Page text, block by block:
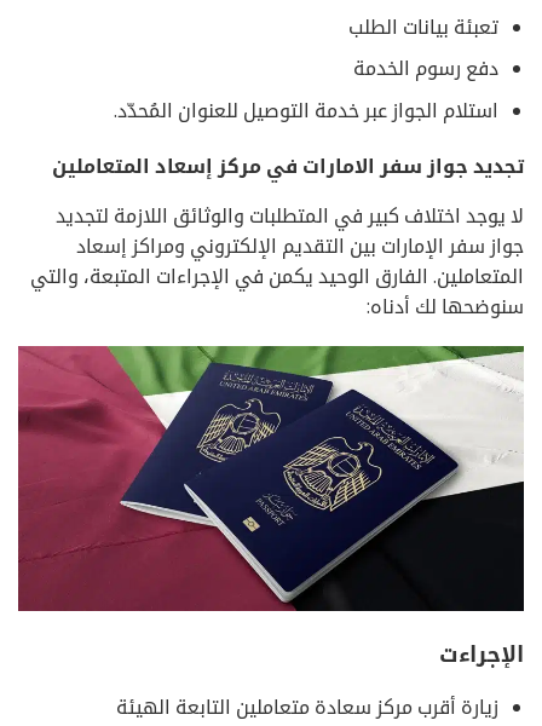
تعبئة بيانات الطلب
دفع رسوم الخدمة
استلام الجواز عبر خدمة التوصيل للعنوان المُحدّد.
تجديد جواز سفر الامارات في مركز إسعاد المتعاملين
لا يوجد اختلاف كبير في المتطلبات والوثائق اللازمة لتجديد
جواز سفر الإمارات بين التقديم الإلكتروني ومراكز إسعاد
المتعاملين. الفارق الوحيد يكمن في الإجراءات المتبعة، والتي
سنوضحها لك أدناه:
الإجراءت
زيارة أقرب مركز سعادة متعاملين التابعة الهيئة